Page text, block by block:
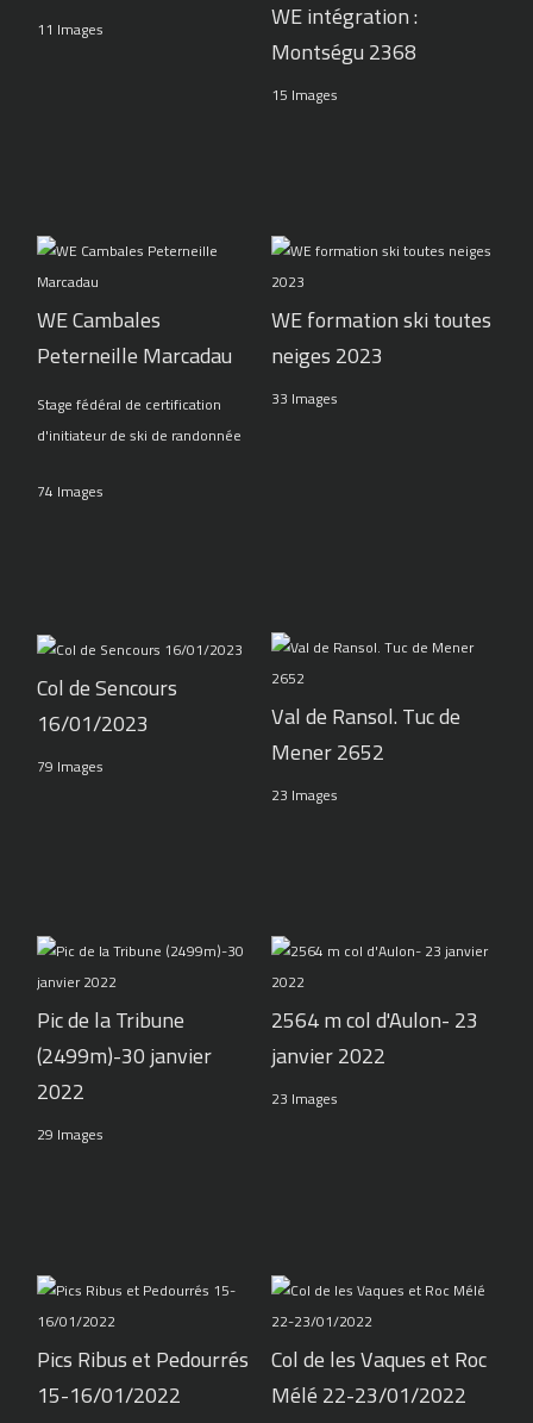
11 Images
WE intégration :
Montségu 2368
15 Images
WE Cambales
Peterneille Marcadau
Stage fédéral de certification
d'initiateur de ski de randonnée
74 Images
WE formation ski toutes
neiges 2023
33 Images
Col de Sencours
16/01/2023
79 Images
Val de Ransol. Tuc de
Mener 2652
23 Images
Pic de la Tribune
(2499m)-30 janvier
2022
29 Images
2564 m col d'Aulon- 23
janvier 2022
23 Images
Pics Ribus et Pedourrés
15-16/01/2022
Col de les Vaques et Roc
Mélé 22-23/01/2022